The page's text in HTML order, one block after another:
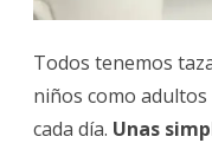
Todos tenemos
niños como
cada día. Unas